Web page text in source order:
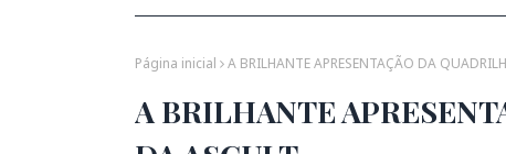
Página inicial A BRILHANTE APRESENTAÇÃO DA
A BRILHANTE